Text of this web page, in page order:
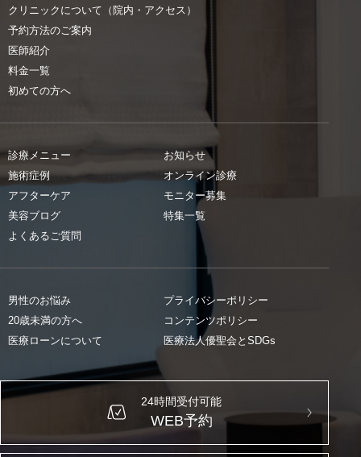
クリニックについて（院内・アクセス）
予約方法のご案内
医師紹介
料金一覧
初めての方へ
診療メニュー
施術症例
アフターケア
美容ブログ
よくあるご質問
お知らせ
オンライン診療
モニター募集
特集一覧
男性のお悩み
20歳未満の方へ
医療ローンについて
プライバシーポリシー
コンテンツポリシー
医療法人優聖会とSDGs
24時間受付可能
WEB予約